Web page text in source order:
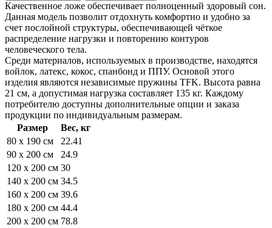
Качественное ложе обеспечивает полноценный здоровый сон.
Данная модель позволит отдохнуть комфортно и удобно за
счет послойной структуры, обеспечивающей чёткое
распределение нагрузки и повторению контуров
человеческого тела.
Среди материалов, используемых в производстве, находятся
войлок, латекс, кокос, спанбонд и ППУ. Основой этого
изделия являются независимые пружины TFK. Высота равна
21 см, а допустимая нагрузка составляет 135 кг. Каждому
потребителю доступны дополнительные опции и заказа
продукции по индивидуальным размерам.
Размер
Вес, кг
80 x 190 см
22.41
90 x 200 см
24.9
120 x 200 см 30
140 x 200 см 34.5
160 x 200 см 39.6
180 x 200 см 44.4
200 x 200 см 78.8